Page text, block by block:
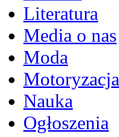
Literatura
Media o nas
Moda
Motoryzacja
Nauka
Ogłoszenia